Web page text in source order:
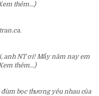
thêm...)
.
anh NT ơi! Mấy năm nay em
thêm...)
bọc thương yêu nhau của